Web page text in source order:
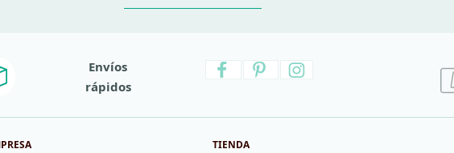
Envíos
rápidos
TIENDA